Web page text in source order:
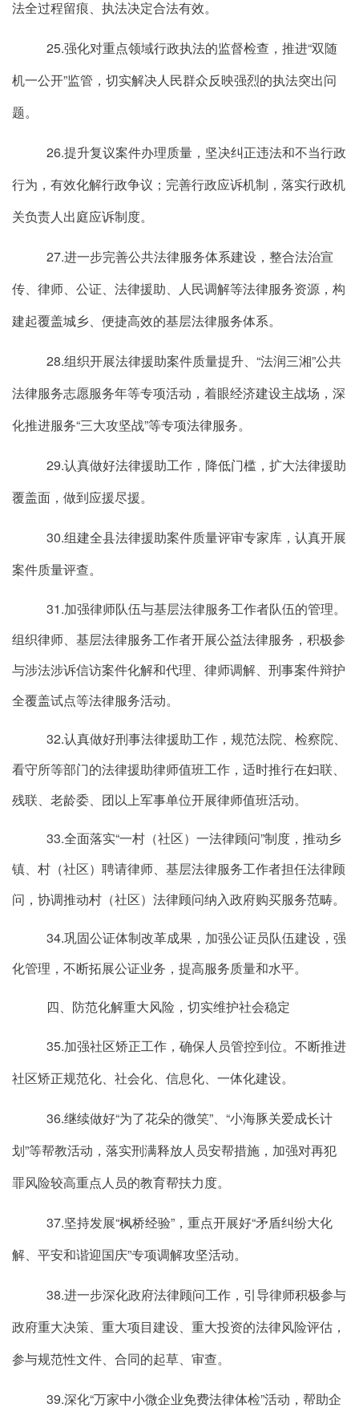
法全过程留痕、执法决定合法有效。
25.强化对重点领域行政执法的监督检查，推进“双随
机一公开”监管，切实解决人民群众反映强烈的执法突出问
题。
26.提升复议案件办理质量，坚决纠正违法和不当行政
行为，有效化解行政争议；完善行政应诉机制，落实行政机
关负责人出庭应诉制度。
27.进一步完善公共法律服务体系建设，整合法治宣
传、律师、公证、法律援助、人民调解等法律服务资源，构
建起覆盖城乡、便捷高效的基层法律服务体系。
28.组织开展法律援助案件质量提升、“法润三湘”公共
法律服务志愿服务年等专项活动，着眼经济建设主战场，深
化推进服务“三大攻坚战”等专项法律服务。
29.认真做好法律援助工作，降低门槛，扩大法律援助
覆盖面，做到应援尽援。
30.组建全县法律援助案件质量评审专家库，认真开展
案件质量评查。
31.加强律师队伍与基层法律服务工作者队伍的管理。
组织律师、基层法律服务工作者开展公益法律服务，积极参
与涉法涉诉信访案件化解和代理、律师调解、刑事案件辩护
全覆盖试点等法律服务活动。
32.认真做好刑事法律援助工作，规范法院、检察院、
看守所等部门的法律援助律师值班工作，适时推行在妇联、
残联、老龄委、团以上军事单位开展律师值班活动。
33.全面落实“一村（社区）一法律顾问”制度，推动乡
镇、村（社区）聘请律师、基层法律服务工作者担任法律顾
问，协调推动村（社区）法律顾问纳入政府购买服务范畴。
34.巩固公证体制改革成果，加强公证员队伍建设，强
化管理，不断拓展公证业务，提高服务质量和水平。
四、防范化解重大风险，切实维护社会稳定
35.加强社区矫正工作，确保人员管控到位。不断推进
社区矫正规范化、社会化、信息化、一体化建设。
36.继续做好“为了花朵的微笑”、“小海豚关爱成长计
划”等帮教活动，落实刑满释放人员安帮措施，加强对再犯
罪风险较高重点人员的教育帮扶力度。
37.坚持发展“枫桥经验”，重点开展好“矛盾纠纷大化
解、平安和谐迎国庆”专项调解攻坚活动。
38.进一步深化政府法律顾问工作，引导律师积极参与
政府重大决策、重大项目建设、重大投资的法律风险评估，
参与规范性文件、合同的起草、审查。
39.深化“万家中小微企业免费法律体检”活动，帮助企